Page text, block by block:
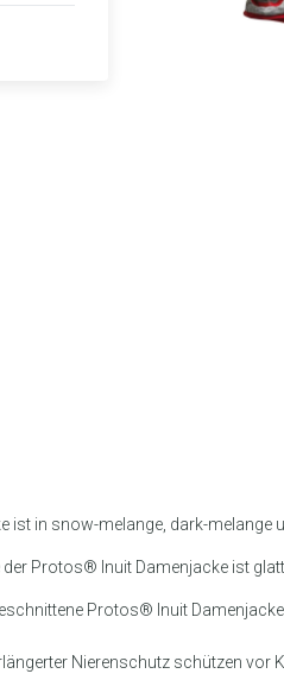
ist in snow-melange, dark-melange
der Protos® Inuit Damenjacke ist
Protos® Inuit
Nierenschutz schützen vor